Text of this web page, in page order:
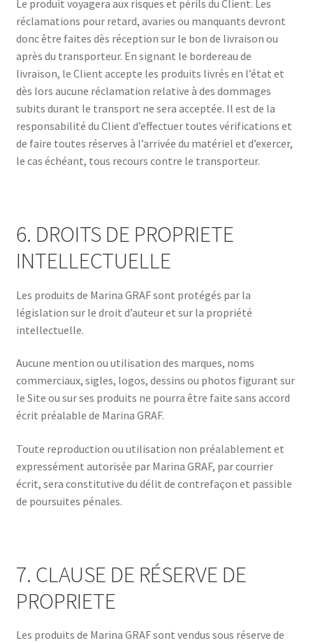
Le produit voyagera aux risques et périls du Client. Les
réclamations pour retard, avaries ou manquants devront
donc être faites dès réception sur le bon de livraison ou
après du transporteur. En signant le bordereau de
livraison, le Client accepte les produits livrés en l’état et
dès lors aucune réclamation relative à des dommages
subits durant le transport ne sera acceptée. Il est de la
responsabilité du Client d’effectuer toutes vérifications et
de faire toutes réserves à l’arrivée du matériel et d’exercer,
le cas échéant, tous recours contre le transporteur.
6. DROITS DE PROPRIETE
INTELLECTUELLE
Les produits de Marina GRAF sont protégés par la
législation sur le droit d’auteur et sur la propriété
intellectuelle.
Aucune mention ou utilisation des marques, noms
commerciaux, sigles, logos, dessins ou photos figurant sur
le Site ou sur ses produits ne pourra être faite sans accord
écrit préalable de Marina GRAF.
Toute reproduction ou utilisation non préalablement et
expressément autorisée par Marina GRAF, par courrier
écrit, sera constitutive du délit de contrefaçon et passible
de poursuites pénales.
7. CLAUSE DE RÉSERVE DE
PROPRIETE
Les produits de Marina GRAF sont vendus sous réserve de